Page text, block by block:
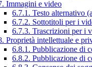
Immagini e video
6.7.1. Testo alternativo
6.7.2. Sottotitoli per i
6.7.3. Trascrizioni per i
Proprietà intellettuale e
6.8.1. Pubblicazione di
6.8.2. Pubblicazione di